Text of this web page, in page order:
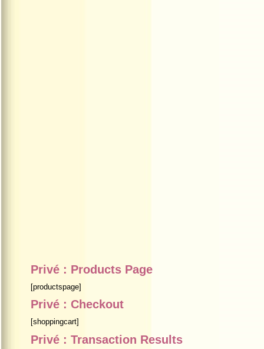
Privé : Products Page
[productspage]
Privé : Checkout
[shoppingcart]
Privé : Transaction Results